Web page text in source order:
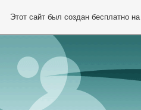
Этот сайт был создан бесплатно на